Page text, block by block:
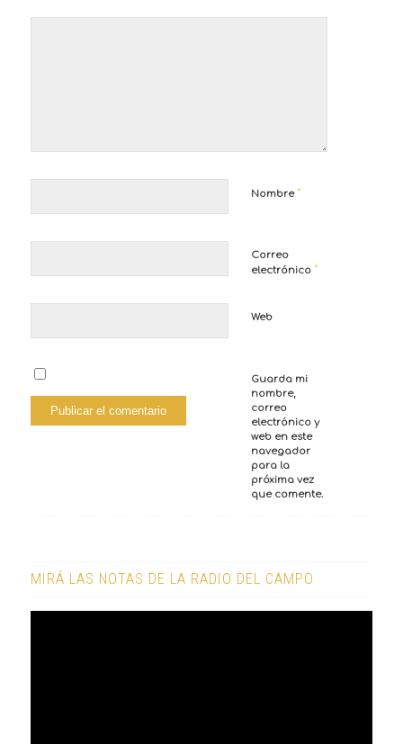
Nombre*
Correo
electrónico *
Web
Guarda mi
nombre,
correo
electrónico y
web en este
navegador
para la
próxima vez
que comente.
MIRÁ LAS NOTAS DE LA RADIO DEL CAMPO